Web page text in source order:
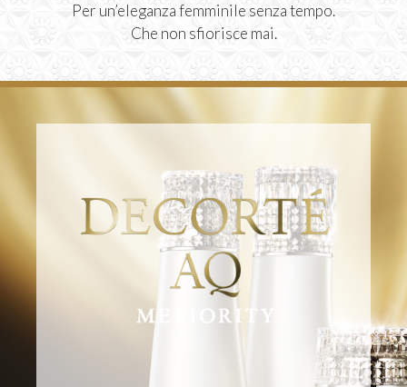
Per un’eleganza femminile senza tempo.
Che non sfiorisce mai.